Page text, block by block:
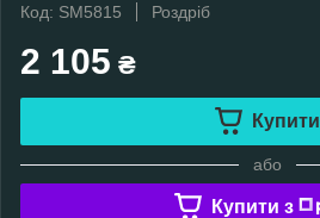
Код: SM5815
Роздріб
2 105 ₴
Купити
або
Купити з